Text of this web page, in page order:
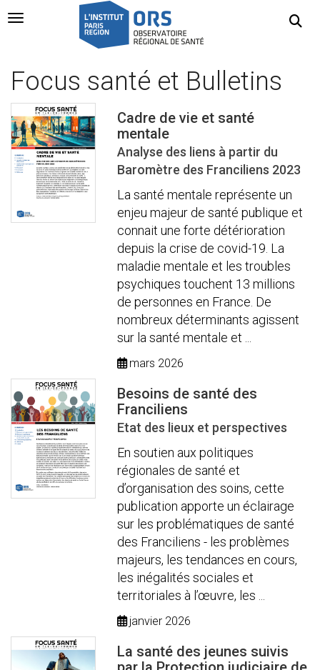
Navigation Toggle
Focus santé et Bulletins
Cadre de vie et santé
mentale
Analyse des liens à partir du
Baromètre des Franciliens 2023
La santé mentale représente un
enjeu majeur de santé publique et
connait une forte détérioration
depuis la crise de covid-19. La
maladie mentale et les troubles
psychiques touchent 13 millions
de personnes en France. De
nombreux déterminants agissent
sur la santé mentale et ...
mars 2026
Besoins de santé des
Franciliens
Etat des lieux et perspectives
En soutien aux politiques
régionales de santé et
d’organisation des soins, cette
publication apporte un éclairage
sur les problématiques de santé
des Franciliens - les problèmes
majeurs, les tendances en cours,
les inégalités sociales et
territoriales à l’œuvre, les ...
janvier 2026
La santé des jeunes suivis